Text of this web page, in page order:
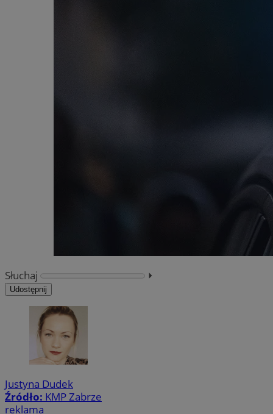
Słuchaj ⏵︎
Udostępnij
Justyna Dudek
Źródło: KMP Zabrze
reklama